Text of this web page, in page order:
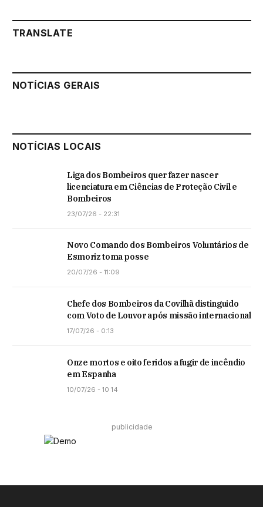
TRANSLATE
NOTÍCIAS GERAIS
NOTÍCIAS LOCAIS
Liga dos Bombeiros quer fazer nascer
licenciatura em Ciências de Proteção Civil e
Bombeiros
23/07/26 - 22:31
Novo Comando dos Bombeiros Voluntários de
Esmoriz toma posse
20/07/26 - 11:09
Chefe dos Bombeiros da Covilhã distinguido
com Voto de Louvor após missão internacional
17/07/26 - 0:13
Onze mortos e oito feridos a fugir de incêndio
em Espanha
10/07/26 - 10:14
publicidade